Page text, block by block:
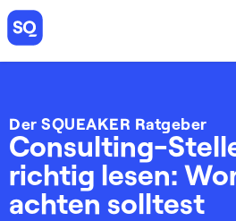
Der SQUEAKER Ratgeber
Consulting-
richtig lesen:
achten solltest